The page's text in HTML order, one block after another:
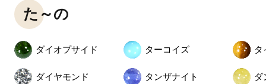
た～の
ダイオプサイド ターコイズ タ
ダイヤモンド タンザナイト ダ